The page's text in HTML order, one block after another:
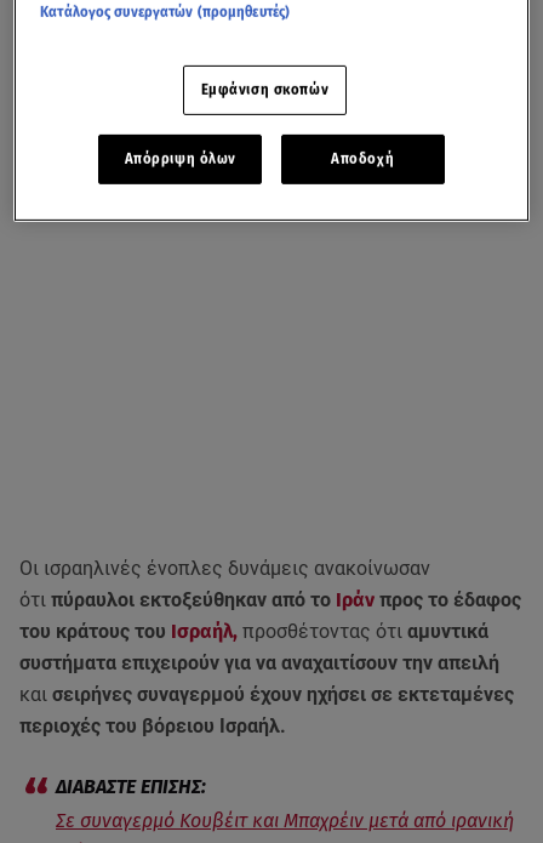
Οι ισραηλινές ένοπλες δυνάμεις ανακοίνωσαν
ότι πύραυλοι εκτοξεύθηκαν από το Ιράν προς το έδαφος
του κράτους του Ισραήλ, προσθέτοντας ότι αμυντικά
συστήματα επιχειρούν για να αναχαιτίσουν την απειλή
και σειρήνες συναγερμού έχουν ηχήσει σε εκτεταμένες
περιοχές του βόρειου Ισραήλ.
Σε συναγερμό Κουβέιτ και Μπαχρέιν μετά από ιρανική
Κατάλογος συνεργατών (προμηθευτές)
Εμφάνιση σκοπών
Απόρριψη όλων Αποδοχή